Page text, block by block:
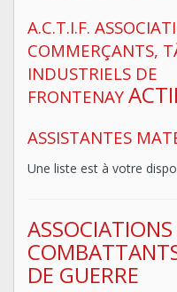
A.C.T.I.F.
COMMERÇANTS,
INDUSTRIELS DE
FRONTENAY
ASSISTANTES
Une liste est à votre
DE GUERRE